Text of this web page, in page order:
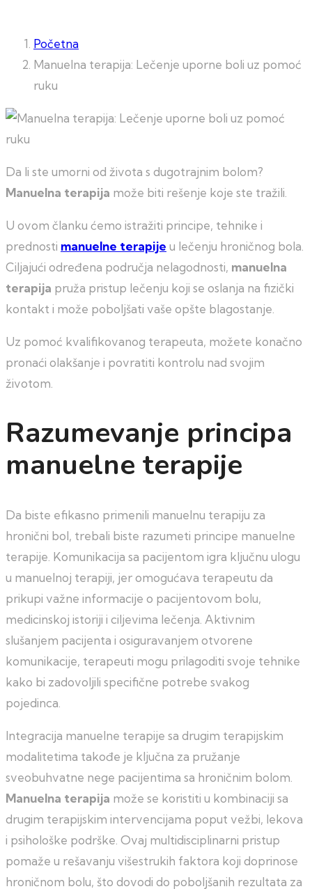
Početna
Manuelna terapija: Lečenje uporne boli uz pomoć
ruku
Da li ste umorni od života s dugotrajnim bolom?
Manuelna terapija može biti rešenje koje ste tražili.
U ovom članku ćemo istražiti principe, tehnike i
prednosti manuelne terapije u lečenju hroničnog bola.
Ciljajući određena područja nelagodnosti, manuelna
terapija pruža pristup lečenju koji se oslanja na fizički
kontakt i može poboljšati vaše opšte blagostanje.
Uz pomoć kvalifikovanog terapeuta, možete konačno
pronaći olakšanje i povratiti kontrolu nad svojim
životom.
Razumevanje principa
manuelne terapije
Da biste efikasno primenili manuelnu terapiju za
hronični bol, trebali biste razumeti principe manuelne
terapije. Komunikacija sa pacijentom igra ključnu ulogu
u manuelnoj terapiji, jer omogućava terapeutu da
prikupi važne informacije o pacijentovom bolu,
medicinskoj istoriji i ciljevima lečenja. Aktivnim
slušanjem pacijenta i osiguravanjem otvorene
komunikacije, terapeuti mogu prilagoditi svoje tehnike
kako bi zadovoljili specifične potrebe svakog
pojedinca.
Integracija manuelne terapije sa drugim terapijskim
modalitetima takođe je ključna za pružanje
sveobuhvatne nege pacijentima sa hroničnim bolom.
Manuelna terapija može se koristiti u kombinaciji sa
drugim terapijskim intervencijama poput vežbi, lekova
i psihološke podrške. Ovaj multidisciplinarni pristup
pomaže u rešavanju višestrukih faktora koji doprinose
hroničnom bolu, što dovodi do poboljšanih rezultata za